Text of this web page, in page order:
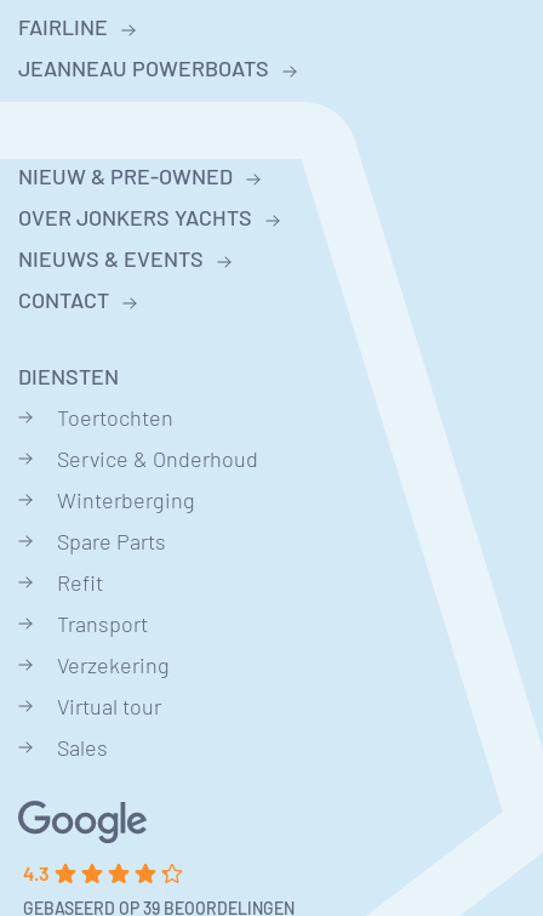
FAIRLINE
JEANNEAU POWERBOATS
NIEUW & PRE-OWNED
OVER JONKERS YACHTS
NIEUWS & EVENTS
CONTACT
DIENSTEN
Toertochten
Service & Onderhoud
Winterberging
Spare Parts
Refit
Transport
Verzekering
Virtual tour
Sales
4.3
GEBASEERD OP 39 BEOORDELINGEN